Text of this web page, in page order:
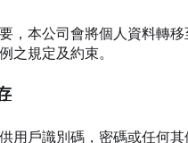
，本公司會將個人資料轉
之規定及約束。
用戶識別碼，密碼或任何